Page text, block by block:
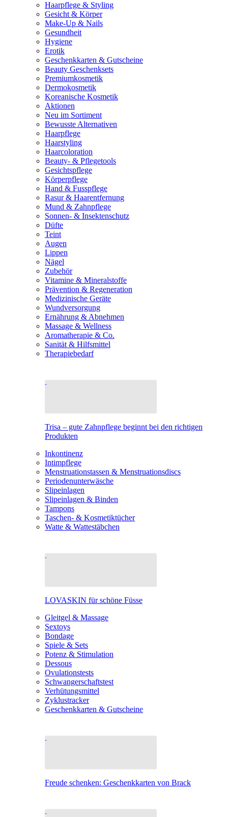
Haarpflege & Styling
Gesicht & Körper
Make-Up & Nails
Gesundheit
Hygiene
Erotik
Geschenkkarten & Gutscheine
Beauty Geschenksets
Premiumkosmetik
Dermokosmetik
Koreanische Kosmetik
Aktionen
Neu im Sortiment
Bewusste Alternativen
Haarpflege
Haarstyling
Haarcoloration
Beauty- & Pflegetools
Gesichtspflege
Körperpflege
Hand & Fusspflege
Rasur & Haarentfernung
Mund & Zahnpflege
Sonnen- & Insektenschutz
Düfte
Teint
Augen
Lippen
Nägel
Zubehör
Vitamine & Mineralstoffe
Prävention & Regeneration
Medizinische Geräte
Wundversorgung
Ernährung & Abnehmen
Massage & Wellness
Aromatherapie & Co.
Sanität & Hilfsmittel
Therapiebedarf
Trisa – gute Zahnpflege beginnt bei den richtigen
Produkten
Inkontinenz
Intimpflege
Menstruationstassen & Menstruationsdiscs
Periodenunterwäsche
Slipeinlagen
Slipeinlagen & Binden
Tampons
Taschen- & Kosmetiktücher
Watte & Wattestäbchen
LOVASKIN für schöne Füsse
Gleitgel & Massage
Sextoys
Bondage
Spiele & Sets
Potenz & Stimulation
Dessous
Ovulationstests
Schwangerschaftstest
Verhütungsmittel
Zyklustracker
Geschenkkarten & Gutscheine
Freude schenken: Geschenkkarten von Brack